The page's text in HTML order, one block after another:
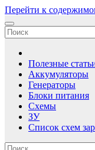
Перейти к
Зарядные устройства,
Сборник
устройств для
Полезные
Аккумуляторы
Генераторы
Блоки питания
Схемы
ЗУ
Список схем